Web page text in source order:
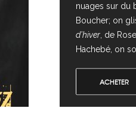
nuages sur du
Boucher; on
d’hiver , de
Hachebé, on
ACHETER